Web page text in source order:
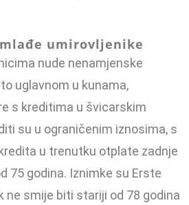
umirovljenike
nude nenamjenske
uglavnom u kunama,
s kreditima u švi­carskim
su u ograničenim iznosima, s
u trenutku otplate zadnje
75 godina. Iznimke su Erste
ne smije bi­ti stariji od 78 godina